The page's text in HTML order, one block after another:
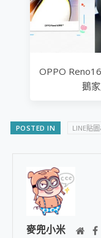
OPPO
鵝
POSTED IN LINE貼
麥兜小米